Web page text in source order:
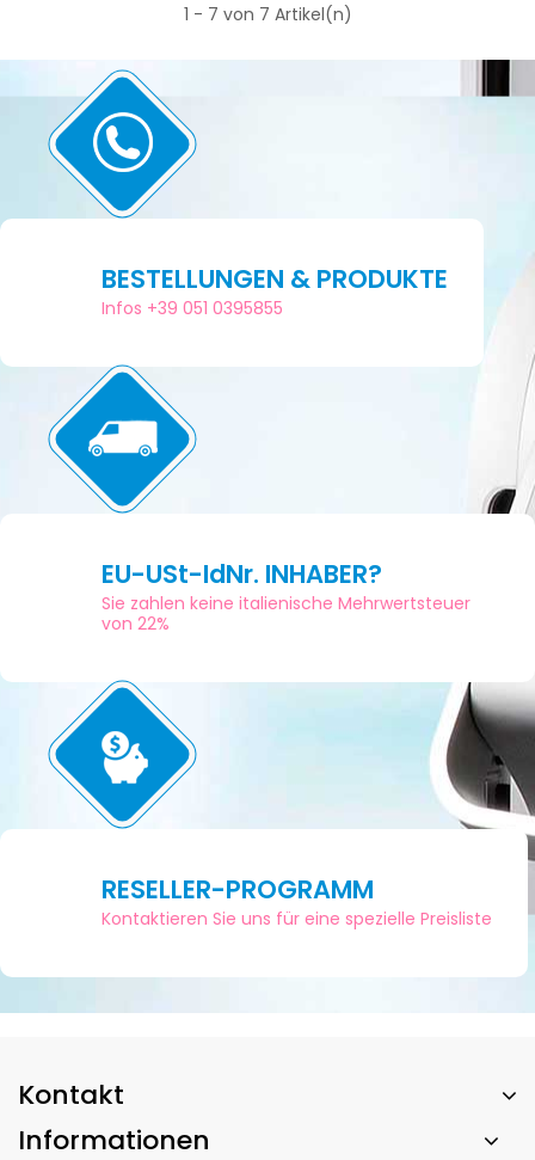
1 - 7 von 7 Artikel(n)
BESTELLUNGEN & PRODUKTE
Infos +39 051 0395855
EU-USt-IdNr. INHABER?
Sie zahlen keine italienische Mehrwertsteuer
von 22%
RESELLER-PROGRAMM
Kontaktieren Sie uns für eine spezielle Preisliste
Kontakt
Informationen